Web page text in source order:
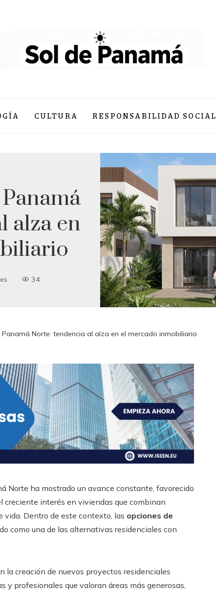
CULTURA RESPONSABILIDAD SOCIAL
alza en
34
Norte: tendencia al alza en el mercado inmobiliario
Norte ha mostrado un avance constante, favorecido
creciente interés en viviendas que combinan
vida. Dentro de este contexto, las opciones de
como una de las alternativas residenciales con
creación de nuevos proyectos residenciales
y profesionales que valoran áreas más generosas,